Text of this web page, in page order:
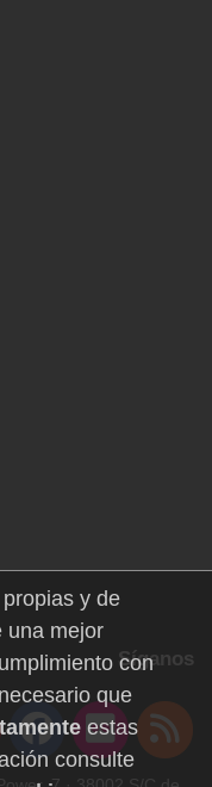
Síganos
y de
una mejor
con
que
estas
consulte